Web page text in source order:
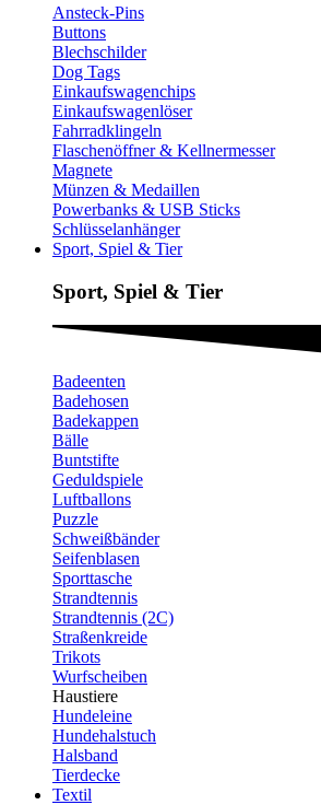
Ansteck-Pins
Buttons
Blechschilder
Dog Tags
Einkaufswagenchips
Einkaufswagenlöser
Fahrradklingeln
Flaschenöffner & Kellnermesser
Magnete
Münzen & Medaillen
Powerbanks & USB Sticks
Schlüsselanhänger
Sport, Spiel & Tier
Sport, Spiel & Tier
Badeenten
Badehosen
Badekappen
Bälle
Buntstifte
Geduldspiele
Luftballons
Puzzle
Schweißbänder
Seifenblasen
Sporttasche
Strandtennis
Strandtennis (2C)
Straßenkreide
Trikots
Wurfscheiben
Haustiere
Hundeleine
Hundehalstuch
Halsband
Tierdecke
Textil